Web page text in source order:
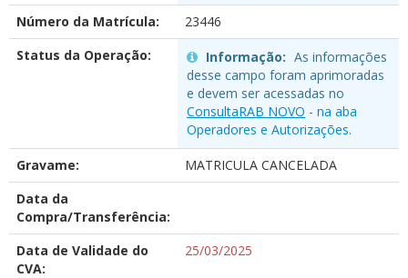
Número da Matrícula:
23446
Status da Operação:
Informação: As informações
desse campo foram aprimoradas
e devem ser acessadas no
ConsultaRAB NOVO - na aba
Operadores e Autorizações.
Gravame:
MATRICULA CANCELADA
Data da
Compra/Transferência:
Data de Validade do
CVA:
25/03/2025